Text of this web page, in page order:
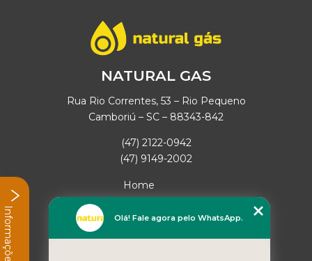
NATURAL GAS
Rua Rio Correntes, 53 – Rio Pequeno
Camboriú – SC – 88343-842
(47) 2122-0942
(47) 9149-2002
Home
Empresa
Missão
Olá! Fale agora pelo WhatsApp.
Informações